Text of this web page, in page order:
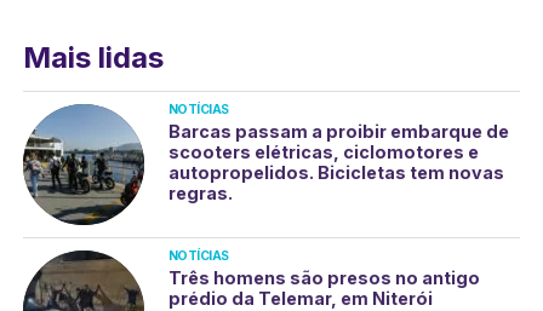
Mais lidas
NOTÍCIAS
Barcas passam a proibir embarque de
scooters elétricas, ciclomotores e
autopropelidos. Bicicletas tem novas
regras.
NOTÍCIAS
Três homens são presos no antigo
prédio da Telemar, em Niterói